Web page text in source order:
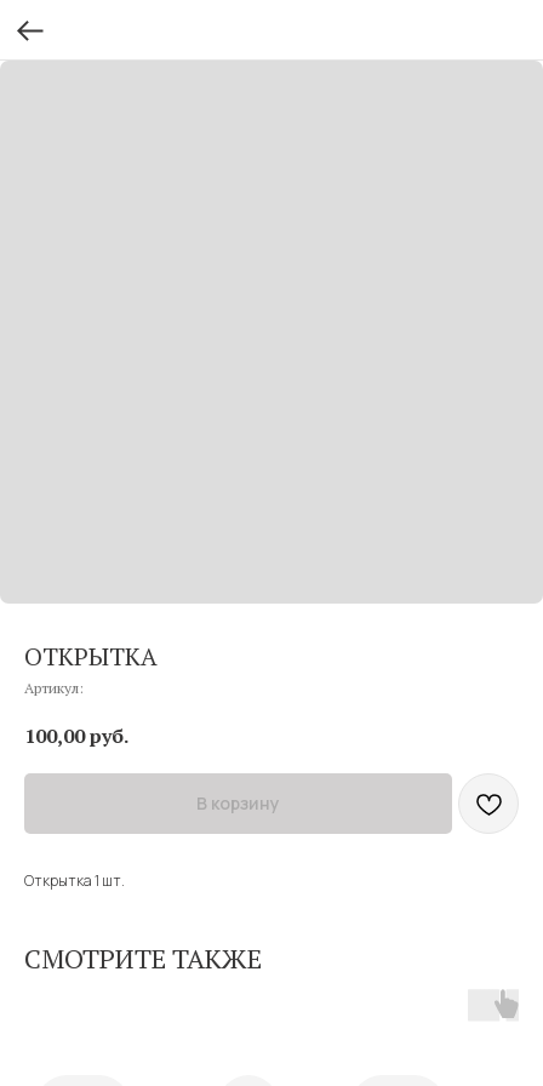
ОТКРЫТКА
Артикул:
100,00руб.
В корзину
Открытка 1 шт.
СМОТРИТЕ ТАКЖЕ